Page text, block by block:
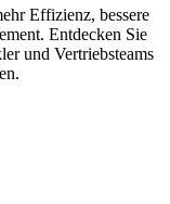
Effizienz, bessere
Entdecken Sie
und Vertriebsteams